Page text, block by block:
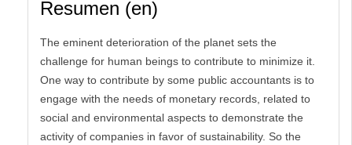
Resumen (en)
The eminent deterioration of the planet sets the
challenge for human beings to contribute to minimize it.
One way to contribute by some public accountants is to
engage with the needs of monetary records, related to
social and environmental aspects to demonstrate the
activity of companies in favor of sustainability. So the